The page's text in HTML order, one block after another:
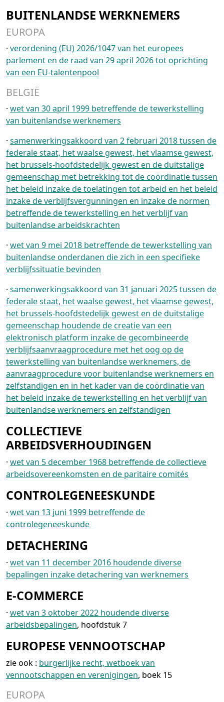
BUITENLANDSE WERKNEMERS
EUROPA
· verordening (EU) 2026/1047 van het europees
parlement en de raad van 29 april 2026 tot oprichting
van een EU-talentenpool
BELGIË
· wet van 30 april 1999 betreffende de tewerkstelling
van buitenlandse werknemers
· samenwerkingsakkoord van 2 februari 2018 tussen de
federale staat, het waalse gewest, het vlaamse gewest,
het brussels-hoofdstedelijk gewest en de duitstalige
gemeenschap met betrekking tot de coördinatie tussen
het beleid inzake de toelatingen tot arbeid en het beleid
inzake de verblijfsvergunningen en inzake de normen
betreffende de tewerkstelling en het verblijf van
buitenlandse arbeidskrachten
· wet van 9 mei 2018 betreffende de tewerkstelling van
buitenlandse onderdanen die zich in een specifieke
verblijfssituatie bevinden
· samenwerkingsakkoord van 31 januari 2025 tussen de
federale staat, het waalse gewest, het vlaamse gewest,
het brussels-hoofdstedelijk gewest en de duitstalige
gemeenschap houdende de creatie van een
elektronisch platform inzake de gecombineerde
verblijfsaanvraagprocedure met het oog op de
tewerkstelling van buitenlandse werknemers, de
aanvraagprocedure voor buitenlandse werknemers en
zelfstandigen en in het kader van de coördinatie van
het beleid inzake de tewerkstelling en het verblijf van
buitenlandse werknemers en zelfstandigen
COLLECTIEVE
ARBEIDSVERHOUDINGEN
· wet van 5 december 1968 betreffende de collectieve
arbeidsovereenkomsten en de paritaire comités
CONTROLEGENEESKUNDE
· wet van 13 juni 1999 betreffende de
controlegeneeskunde
DETACHERING
· wet van 11 december 2016 houdende diverse
bepalingen inzake detachering van werknemers
E-COMMERCE
· wet van 3 oktober 2022 houdende diverse
arbeidsbepalingen, hoofdstuk 7
EUROPESE VENNOOTSCHAP
zie ook : burgerlijke recht, wetboek van
vennootschappen en verenigingen, boek 15
EUROPA